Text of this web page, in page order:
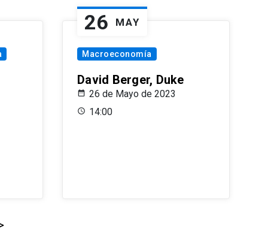
26 MAY
Macroeconomía
David Berger, Duke
26 de Mayo de 2023
14:00